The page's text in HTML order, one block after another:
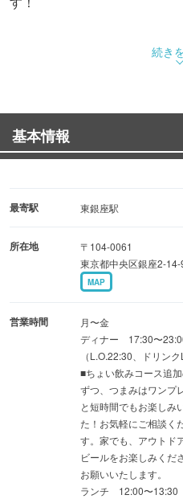
【クラフトビールを飲み放題
出てくる料理はどれも旬の
■ボリューム満点！旬の食材
迎会 送別会にもお奨め！
・・・・・・・・・・・・・
おまかせコース＋アクアパッ
分・・・・・・・6,930円（税
■ド迫力ローストポークコース
おまかせコース＋ローストポ
分・・・・・・・7,480円（税
※土日祝も8名様以上でご予
※40名様以上で貸切可。
地下鉄銀座線 東銀座駅から
地下鉄日比谷線 築地駅徒歩5分
続き
基本情報
最寄駅 東銀座駅
所在地
〒104-0061
東京都中央区銀座2-14-
MAP
営業時間
月〜金
ディナー 17:30〜
（L.O.22:30、ドリンク
■ちょい飲みコース追
ずつ、つまみはワンプ
と短時間でもお楽しみ
た！お気軽にご相談く
す。家でも、アウトド
ビールをお楽しみく
お願いいたします。
ランチ 12:00〜13:30